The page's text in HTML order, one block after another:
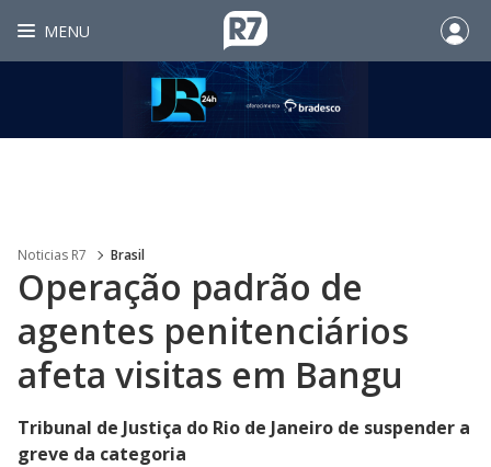
MENU
Noticias R7 Brasil
Operação padrão de
agentes penitenciários
afeta visitas em Bangu
Tribunal de Justiça do Rio de Janeiro de suspender a
greve da categoria